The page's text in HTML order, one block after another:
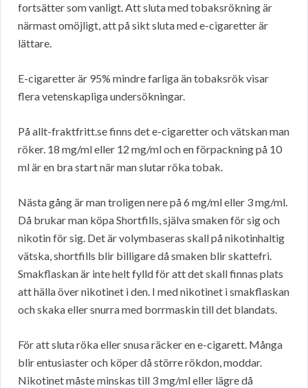
fortsätter som vanligt. Att sluta med tobaksrökning är
närmast omöjligt, att på sikt sluta med e-cigaretter är
lättare.
E-cigaretter är 95% mindre farliga än tobaksrök visar
flera vetenskapliga undersökningar.
På allt-fraktfritt.se finns det e-cigaretter och vätskan man
röker. 18 mg/ml eller 12 mg/ml och en förpackning på 10
ml är en bra start när man slutar röka tobak.
Nästa gång är man troligen nere på 6 mg/ml eller 3 mg/ml.
Då brukar man köpa Shortfills, själva smaken för sig och
nikotin för sig. Det är volymbaseras skall på nikotinhaltig
vätska, shortfills blir billigare då smaken blir skattefri.
Smakflaskan är inte helt fylld för att det skall finnas plats
att hälla över nikotinet i den. I med nikotinet i smakflaskan
och skaka eller snurra med borrmaskin till det blandats.
För att sluta röka eller snusa räcker en e-cigarett. Många
blir entusiaster och köper då större rökdon, moddar.
Nikotinet måste minskas till 3 mg/ml eller lägre då